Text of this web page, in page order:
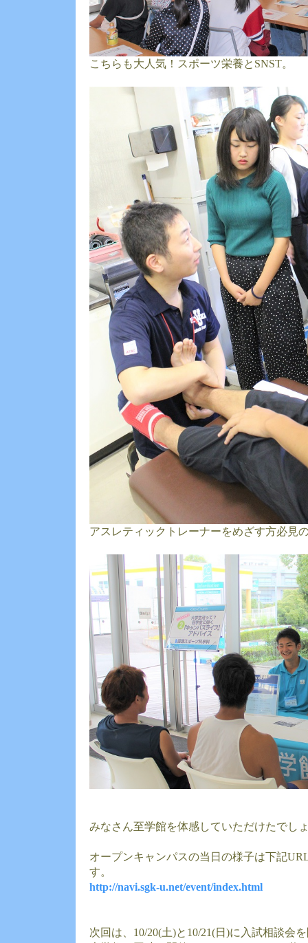
こちらも大人気！スポーツ栄養とSNST。
アスレティックトレーナーをめざす方必見
みなさん至学館を体感していただけたでし
オープンキャンパスの当日の様子は下記
す。
http://navi.sgk-u.net/event/index.html
次回は、10/20(土)と10/21(日)に入試相談会